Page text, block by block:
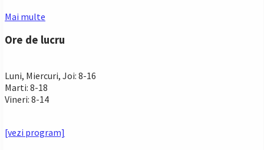
Mai multe
Ore de lucru
Luni, Miercuri, Joi: 8-16
Marti: 8-18
Vineri: 8-14
[vezi program]